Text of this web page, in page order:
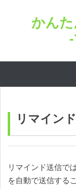
ス
かん
コ
テ
ス
キ
リマイン
リマインド送信で
を自動で送信する